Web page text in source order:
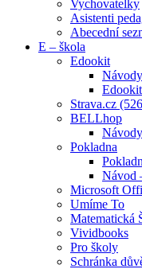
Vychovatelky
Asistenti
Abecední
E – škola
Edookit
Strava.cz
BELLhop
Pokladna
Návod
Microsoft
Umíme To
Matematická
Vividbooks
Pro školy
Schránka